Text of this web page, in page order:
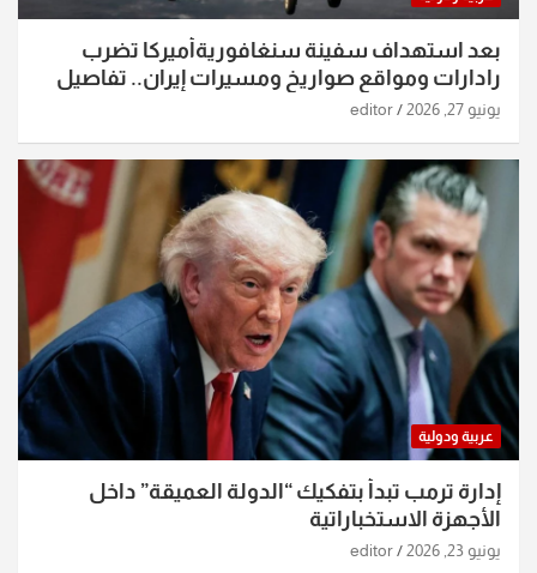
بعد استهداف سفينة سنغافوريةأميركا تضرب
رادارات ومواقع صواريخ ومسيرات إيران.. تفاصيل
الساعات الماضية
يونيو 27, 2026 editor
عربية ودولية
إدارة ترمب تبدأ بتفكيك “الدولة العميقة” داخل
الأجهزة الاستخباراتية
يونيو 23, 2026 editor